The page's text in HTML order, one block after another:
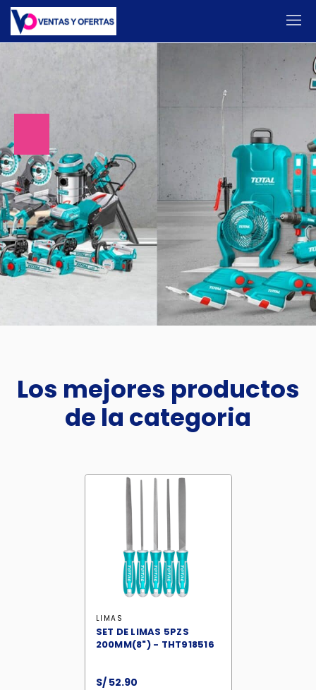
Los mejores productos
de la categoria
LIMAS
SET DE LIMAS 5PZS
200MM(8") - THT918516
S/52.90